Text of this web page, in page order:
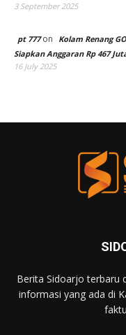
3 September 2025
pt 777on
Kolam Renang
Siapkan Anggaran Rp 467
16 July 2025
Berita Sidoarjo terbaru
informasi yang ada di